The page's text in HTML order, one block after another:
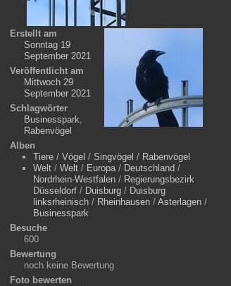
Erstellt am
Sonntag 19
September 2021
Veröffentlicht am
Mittwoch 29
September 2021
Schlagwörter
Businesspark,
Rabenvögel
Alben
Tiere/ Vögel / Singvögel / Rabenvögel
Welt/ Welt/ Europa/ Deutschland /
Nordrhein-Westfalen/ Regierungsbezirk
Düsseldorf/ Duisburg/ Duisburg
linksrheinisch/ Rheinhausen/ Asterlagen/
Businesspark
Besuche
600
Bewertung
noch keine Bewertung
Foto bewerten